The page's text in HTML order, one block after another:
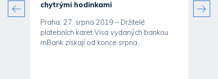
chytrými hodinkami
Praha, 27. srpna 2019 – Držitelé
platebních karet Visa vydaných bankou
mBank získají od konce srpna...